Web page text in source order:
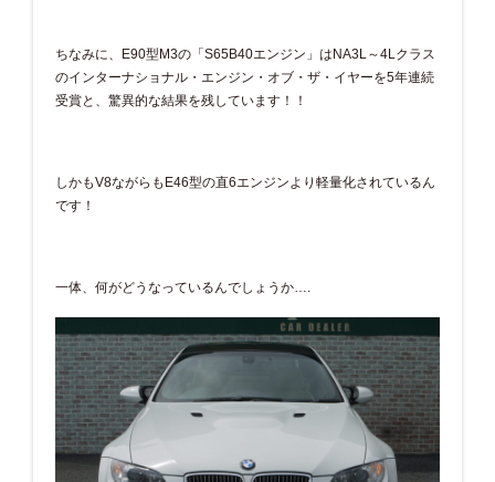
ちなみに、E90型M3の「S65B40エンジン」はNA3L～4Lクラス
のインターナショナル・エンジン・オブ・ザ・イヤーを5年連続
受賞と、驚異的な結果を残しています！！
しかもV8ながらもE46型の直6エンジンより軽量化されているん
です！
一体、何がどうなっているんでしょうか….